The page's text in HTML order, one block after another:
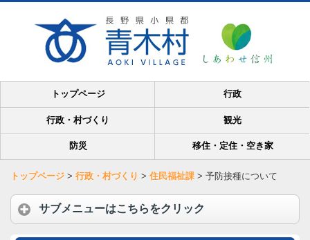
トップページ 行政
行政・村づくり 観光
防災 移住・定住・空き家
トップページ > 行政・村づくり > 住民福祉課 > 予防接種について
サブメニューはこちらをクリック